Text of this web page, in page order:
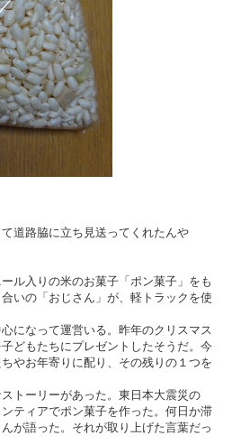
道路脇に立ち見送ってくれたんや
ル入りの米のお菓子「ポン菓子」をも
いの「おじさん」が、軽トラックを使
になって運営いる。昨年のクリスマス
どもたちにプレゼントしたそうだ。今
やお年寄りに配り、その残りの１つを
トーリーがあった。東日本大震災の
ティアでポン菓子を作った。何日か滞
が語った。それが取り上げた言葉だっ